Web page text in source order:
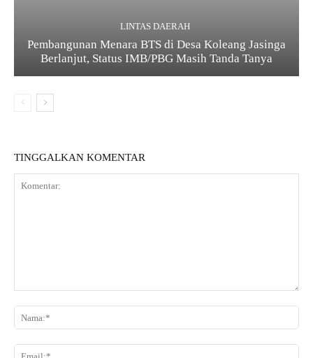
LINTAS DAERAH
Pembangunan Menara BTS di Desa Koleang Jasinga
Berlanjut, Status IMB/PBG Masih Tanda Tanya
TINGGALKAN KOMENTAR
m
e
a